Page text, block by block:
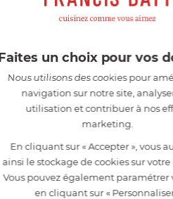
et recevezune remise de 5%
sur notre site sur une
et promotions
un choix pour vos
Nous utilisons des cookies pour
navigation sur notre site,
utilisation et contribuer à nos
marketing.
En cliquant sur « Accepter », vous
ainsi le stockage de cookies sur
Vous pouvez également paramétrer
en cliquant sur «